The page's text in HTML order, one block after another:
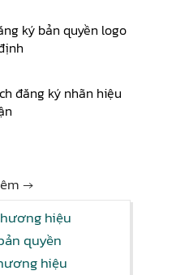
ký bản quyền logo
đăng ký nhãn hiệu
→
hiệu
quyền
hiệu